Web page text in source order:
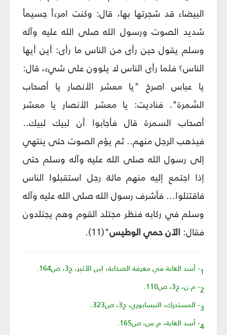
البيضاء قد شجرتها بها، قال: وكنت امرءاً جسيماً
شديد الصوت ورسول الله صلى الله عليه وآله
وسلم يقول حين رأى من الناس ما رأى: أين أيها
الناس؟ فلما رأى الناس لا يلوون على شيء، قال:
يا عباس اصرخ "يا معشر الأنصار يا أصحاب
السَّمرة". فناديت: يا معشر الأنصار يا معشر
أصحاب السمرة قال فأجابوا أن لبيك لبيك..
فيذهب الرجل منهم.. ثم يؤم الصوت حتى ينتهي
إلى رسول الله صلى الله عليه وآله وسلم حتى
إذا اجتمع إليه منهم مائة رجل استقبلوا الناس
فاقتتلوا... فأشرف رسول الله صلى الله عليه وآله
وسلم في ركابه فنظر مجتلد القوم وهم يجتلدون
فقال: الآن حمي الوطيس"(11).
1- أسد الغابة في معرفة الصحابة، ابن الأثير، ج3، ص164.
2- م.ن، ج3، ص110.
3- المستدرك، النيسابوري، ج3، ص323.
4- أسد الغابة، م.س، ص165.